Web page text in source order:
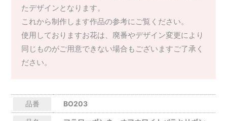
たデザインとなります。
これから制作します作品の参考にご覧ください。
使用しておりますお花は、廃番やデザイン変更により
同じものがご用意できない場合もございますご了承く
ださい。
品番 BO203